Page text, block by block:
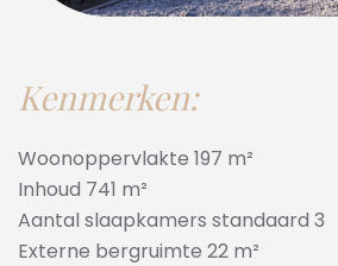
Kenmerken:
Woonoppervlakte 197 m²
Inhoud 741 m²
Aantal slaapkamers standaard 3
Externe bergruimte 22 m²